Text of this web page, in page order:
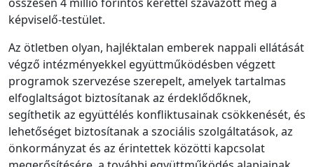
képviselő-testület.
Az ötletben olyan, hajléktalan emberek nappali ellátását
végző intézményekkel együttműködésben végzett
programok szervezése szerepelt, amelyek tartalmas
elfoglaltságot biztosítanak az érdeklődőknek,
segíthetik az együttélés konfliktusainak csökkenését, és
lehetőséget biztosítanak a szociális szolgáltatások, az
önkormányzat és az érintettek közötti kapcsolat